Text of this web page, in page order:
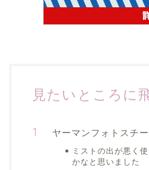
見たいところに
ヤーマンフォトスチ
ミストの出が悪く
かなと思いました